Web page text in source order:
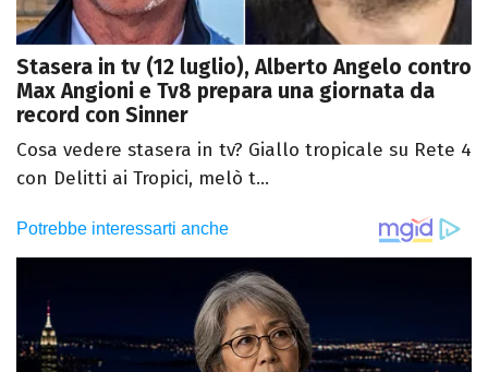
Stasera in tv (12 luglio), Alberto Angelo contro
Max Angioni e Tv8 prepara una giornata da
record con Sinner
Cosa vedere stasera in tv? Giallo tropicale su Rete 4
con Delitti ai Tropici, melò t...